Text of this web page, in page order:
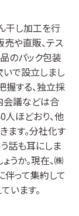
干し加工を行
や直販、テス
のパック包装
で設立しまし
握する、独立採
会議などは合
ほどおり、他
ます。分社化す
話も耳にしま
うか。現在、㈱
って集約して
います。